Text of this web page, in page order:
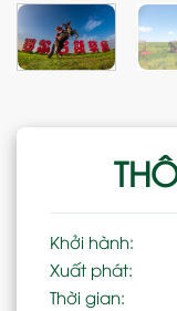
Khởi hành:
Xuất phát:
Thời gian: